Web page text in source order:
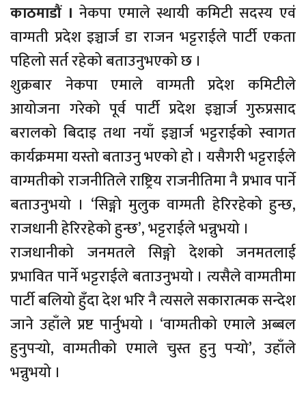
काठमाडौं ।नेकपा एमाले स्थायी कमिटी सदस्य एवं
वाग्मती प्रदेश इञ्चार्ज डा राजन भट्टराईले पार्टी एकता
पहिलो सर्त रहेको बताउनुभएको छ ।
शुक्रबार नेकपा एमाले वाग्मती प्रदेश कमिटीले
आयोजना गरेको पूर्व पार्टी प्रदेश इञ्चार्ज गुरुप्रसाद
बरालको बिदाइ तथा नयाँ इञ्चार्ज भट्टराईको स्वागत
कार्यक्रममा यस्तो बताउनु भएको हो । यसैगरी भट्टराईले
वाग्मतीको राजनीतिले राष्ट्रिय राजनीतिमा नै प्रभाव पार्ने
बताउनुभयो । ‘सिङ्गो मुलुक वाग्मती हेरिरहेको हुन्छ,
राजधानी हेरिरहेको हुन्छ’, भट्टराईले भन्नुभयो ।
राजधानीको जनमतले सिङ्गो देशको जनमतलाई
प्रभावित पार्ने भट्टराईले बताउनुभयो । त्यसैले वाग्मतीमा
पार्टी बलियो हुँदा देश भरि नै त्यसले सकारात्मक सन्देश
जाने उहाँले प्रष्ट पार्नुभयो । ‘वाग्मतीको एमाले अब्बल
हुनुपर्‍यो, वाग्मतीको एमाले चुस्त हुनु पर्‍यो’, उहाँले
भन्नुभयो ।